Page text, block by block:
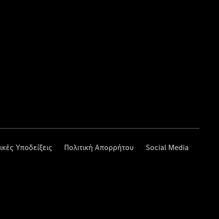
Υποδείξεις Πολιτική Απορρήτου Social Media